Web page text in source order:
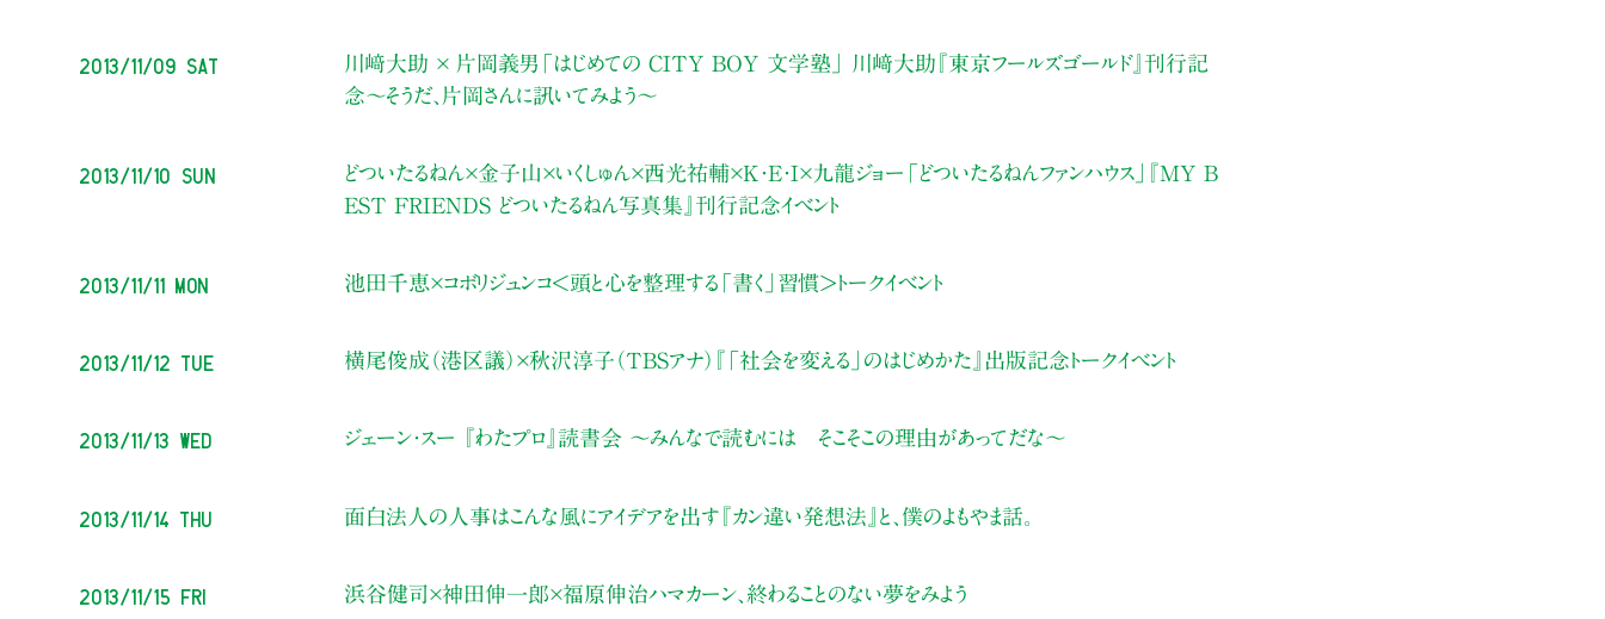
2013/11/15 Fri 浜谷健司×神田伸一郎×福原伸治ハマカーン、終わることのない夢をみよう
2013/11/14 Thu 面白法人の人事はこんな風にアイデアを出す『カン違い発想法』と、僕のよもやま話。
2013/11/13 Wed ジェーン・スー 『わたプロ』読書会 ～みんなで読むには そこそこの理由があってだな～
2013/11/12 Tue 横尾俊成（港区議）×秋沢淳子（TBSアナ）『「社会を変える」のはじめかた』出版記念トークイベント
2013/11/11 Mon 池田千恵×コボリジュンコ＜頭と心を整理する「書く」習慣＞トークイベント
2013/11/10 Sun
どついたるねん×金子山×いくしゅん×西光祐輔×K・E・I×九龍ジョー「どついたるねんファンハウス」『MY B
EST FRIENDS どついたるねん写真集』刊行記念イベント
2013/11/09 Sat
川﨑大助 × 片岡義男「はじめての CITY BOY 文学塾」 川﨑大助『東京フールズゴールド』刊行記
念〜そうだ、片岡さんに訊いてみよう〜